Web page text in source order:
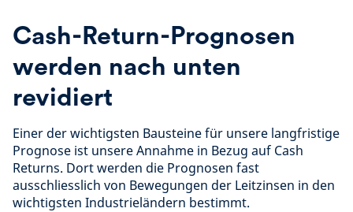
Cash-Return-Prognosen
werden nach unten
revidiert
Einer der wichtigsten Bausteine für unsere langfristige
Prognose ist unsere Annahme in Bezug auf Cash
Returns. Dort werden die Prognosen fast
ausschliesslich von Bewegungen der Leitzinsen in den
wichtigsten Industrieländern bestimmt.